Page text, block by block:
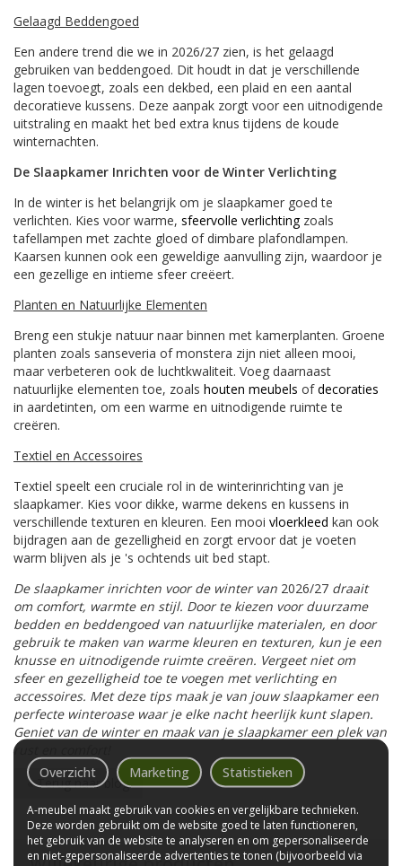
Gelaagd Beddengoed
Een andere trend die we in 2026/27 zien, is het gelaagd
gebruiken van beddengoed. Dit houdt in dat je verschillende
lagen toevoegt, zoals een dekbed, een plaid en een aantal
decoratieve kussens. Deze aanpak zorgt voor een uitnodigende
uitstraling en maakt het bed extra knus tijdens de koude
winternachten.
De Slaapkamer Inrichten voor de Winter Verlichting
In de winter is het belangrijk om je slaapkamer goed te
verlichten. Kies voor warme, sfeervolle verlichtingzoals
tafellampen met zachte gloed of dimbare plafondlampen.
Kaarsen kunnen ook een geweldige aanvulling zijn, waardoor je
een gezellige en intieme sfeer creëert.
Planten en Natuurlijke Elementen
Breng een stukje natuur naar binnen met kamerplanten. Groene
planten zoals sanseveria of monstera zijn niet alleen mooi,
maar verbeteren ook de luchtkwaliteit. Voeg daarnaast
natuurlijke elementen toe, zoals houten meubels ofdecoraties
in aardetinten, om een warme en uitnodigende ruimte te
creëren.
Textiel en Accessoires
Textiel speelt een cruciale rol in de winterinrichting van je
slaapkamer. Kies voor dikke, warme dekens en kussens in
verschillende texturen en kleuren. Een mooi vloerkleed kan ook
bijdragen aan de gezelligheid en zorgt ervoor dat je voeten
warm blijven als je 's ochtends uit bed stapt.
De slaapkamer inrichten voor de winter van 2026/27 draait
om comfort, warmte en stijl. Door te kiezen voor duurzame
bedden en beddengoed van natuurlijke materialen, en door
gebruik te maken van warme kleuren en texturen, kun je een
knusse en uitnodigende ruimte creëren. Vergeet niet om
sfeer en gezelligheid toe te voegen met verlichting en
accessoires. Met deze tips maak je van jouw slaapkamer een
perfecte winteroase waar je elke nacht heerlijk kunt slapen.
Geniet van de winter en maak van je slaapkamer een plek van
rust en comfort!
« Terug naar blog
Overzicht Marketing Statistieken
A-meubel maakt gebruik van cookies en vergelijkbare technieken.
Deze worden gebruikt om de website goed te laten functioneren,
het gebruik van de website te analyseren en om gepersonaliseerde
en niet-gepersonaliseerde advertenties te tonen (bijvoorbeeld via